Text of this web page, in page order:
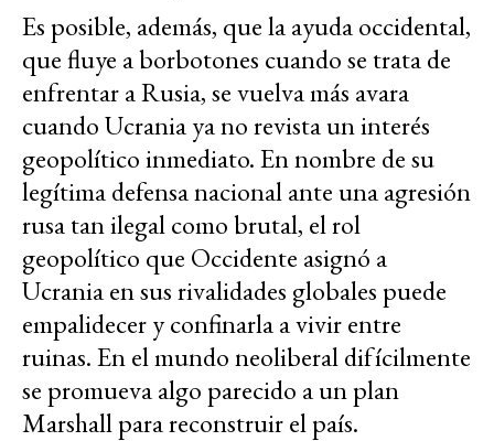
Es posible, además, que la ayuda occidental,
que fluye a borbotones cuando se trata de
enfrentar a Rusia, se vuelva más avara
cuando Ucrania ya no revista un interés
geopolítico inmediato. En nombre de su
legítima defensa nacional ante una agresión
rusa tan ilegal como brutal, el rol
geopolítico que Occidente asignó a
Ucrania en sus rivalidades globales puede
empalidecer y confinarla a vivir entre
ruinas. En el mundo neoliberal difícilmente
se promueva algo parecido a un plan
Marshall para reconstruir el país.